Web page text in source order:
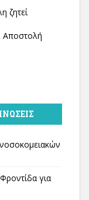
ζητεί
Αποστολή
για